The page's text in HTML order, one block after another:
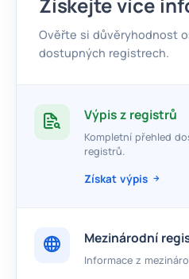
Ověřte si důvěryhodnost
dostupných registrech.
Výpis z registrů
Kompletní přehled
registrů.
Získat výpis
Mezinárodní
Informace z